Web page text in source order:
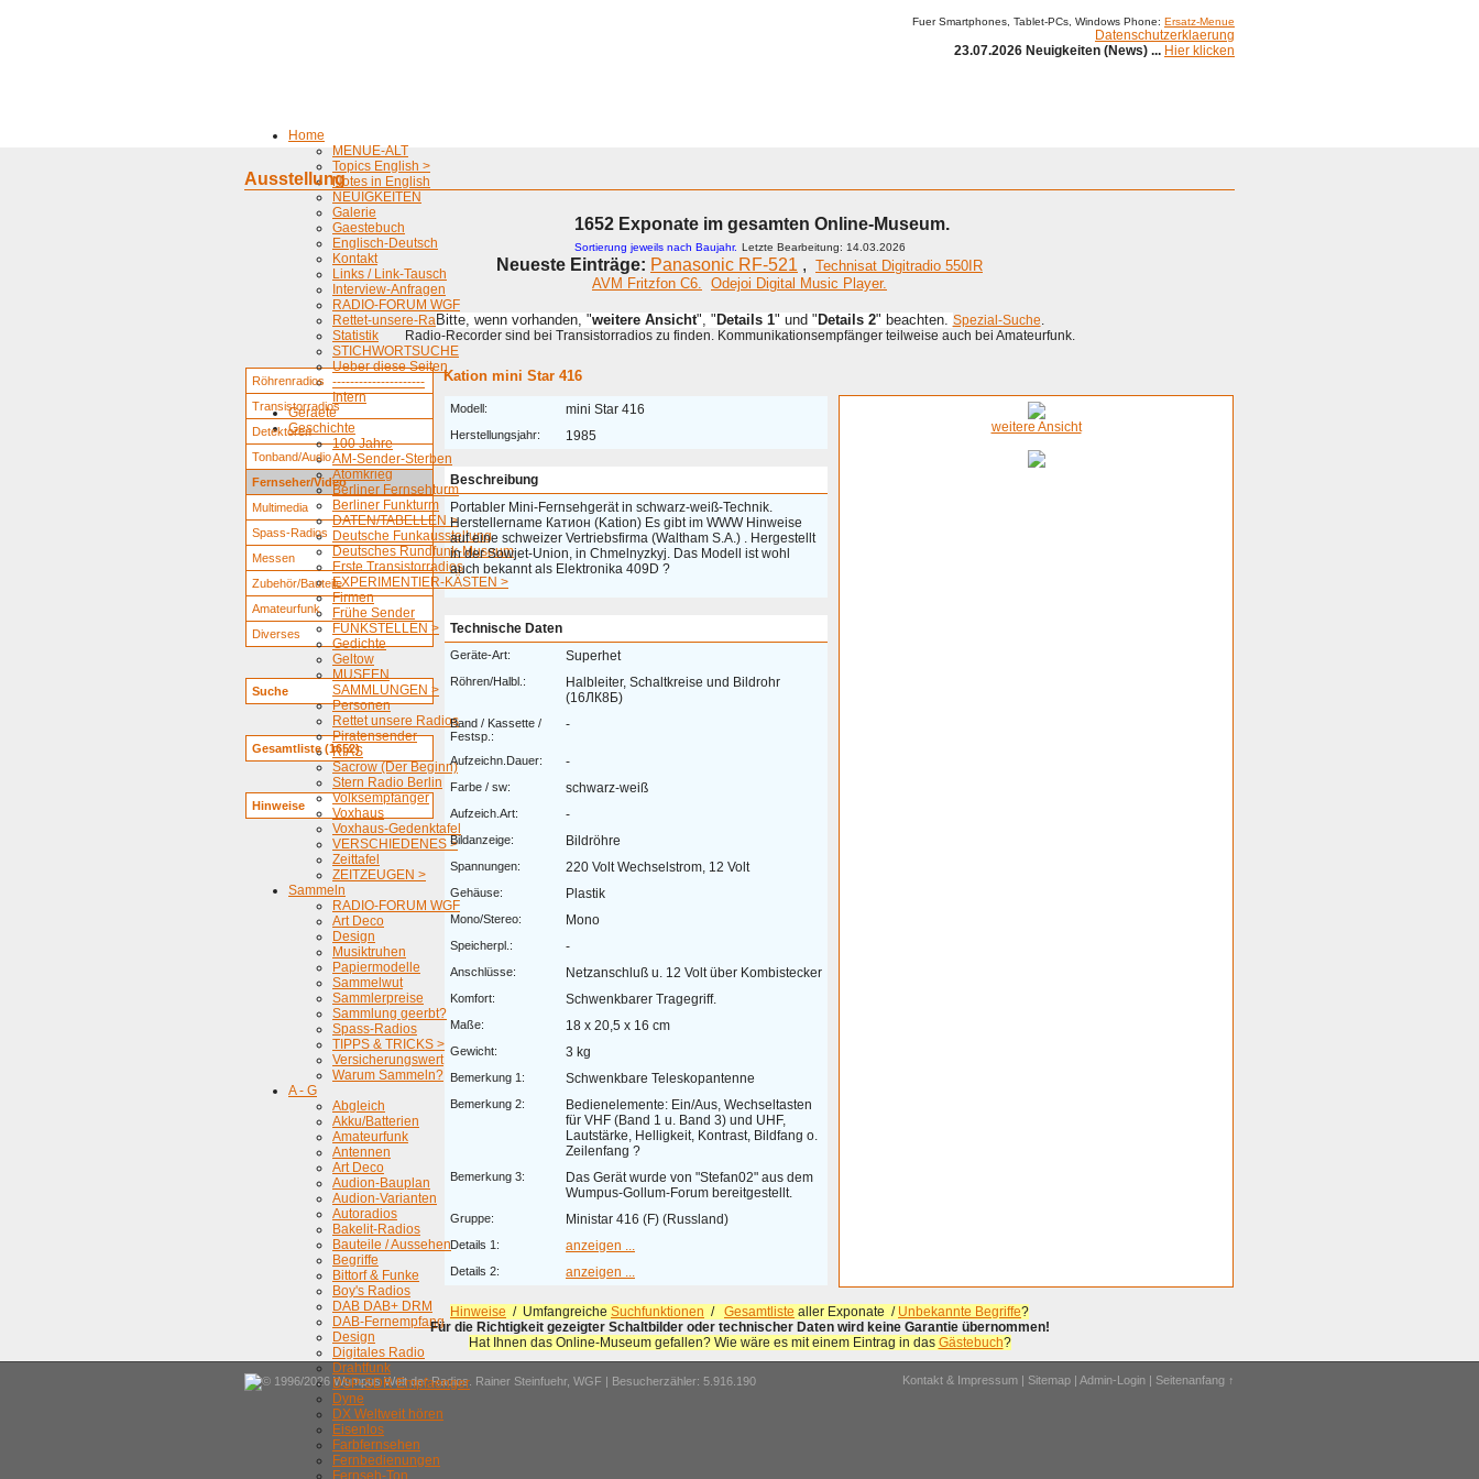
Fuer Smartphones, Tablet-PCs, Windows Phone: Ersatz-Menue
Datenschutzerklaerung
23.07.2026 Neuigkeiten (News) ... Hier klicken
Home
MENUE-ALT
Topics English >
Notes in English
NEUIGKEITEN
Galerie
Gaestebuch
Englisch-Deutsch
Kontakt
Links / Link-Tausch
Interview-Anfragen
RADIO-FORUM WGF
Rettet-unsere-Radios
Statistik
STICHWORTSUCHE
Ueber diese Seiten
---------------------
Intern
Geraete
Geschichte
100 Jahre
AM-Sender-Sterben
Atomkrieg
Berliner Fernsehturm
Berliner Funkturm
DATEN/TABELLEN >
Deutsche Funkausstellung
Deutsches Rundfunk-Museum
Erste Transistorradios
EXPERIMENTIER-KÄSTEN >
Firmen
Frühe Sender
FUNKSTELLEN >
Gedichte
Geltow
MUSEEN
SAMMLUNGEN >
Personen
Rettet unsere Radios
Piratensender
RIAS
Sacrow (Der Beginn)
Stern Radio Berlin
Volksempfänger
Voxhaus
Voxhaus-Gedenktafel
VERSCHIEDENES >
Zeittafel
ZEITZEUGEN >
Sammeln
RADIO-FORUM WGF
Art Deco
Design
Musiktruhen
Papiermodelle
Sammelwut
Sammlerpreise
Sammlung geerbt?
Spass-Radios
TIPPS & TRICKS >
Versicherungswert
Warum Sammeln?
A - G
Abgleich
Akku/Batterien
Amateurfunk
Antennen
Art Deco
Audion-Bauplan
Audion-Varianten
Autoradios
Bakelit-Radios
Bauteile / Aussehen
Begriffe
Bittorf & Funke
Boy's Radios
DAB DAB+ DRM
DAB-Fernempfang
Design
Digitales Radio
Drahtfunk
DSP-SDR Empfaenger
Dyne
DX Weltweit hören
Eisenlos
Farbfernsehen
Fernbedienungen
Fernseh-Ton
Ausstellung
1652 Exponate im gesamten Online-Museum.
Sortierung jeweils nach Baujahr. Letzte Bearbeitung: 14.03.2026
Neueste Einträge: Panasonic RF-521 , Technisat Digitradio 550IR
AVM Fritzfon C6. Odejoi Digital Music Player.
Bitte, wenn vorhanden, "weitere Ansicht", " Details 1" und " Details 2" beachten. Spezial-Suche.
Radio-Recorder sind bei Transistorradios zu finden. Kommunikationsempfänger teilweise auch bei Amateurfunk.
Röhrenradios
Transistorradios
Detektoren
Tonband/Audio
Fernseher/Video
Multimedia
Spass-Radios
Messen
Zubehör/Bauteile
Amateurfunk
Diverses
Suche
Gesamtliste (1652)
Hinweise
Kation mini Star 416
Modell: mini Star 416
Herstellungsjahr: 1985
Beschreibung
Portabler Mini-Fernsehgerät in schwarz-weiß-Technik.
Herstellername Катион (Kation) Es gibt im WWW Hinweise
auf eine schweizer Vertriebsfirma (Waltham S.A.) . Hergestellt
in der Sowjet-Union, in Chmelnyzkyj. Das Modell ist wohl
auch bekannt als Elektronika 409D ?
Technische Daten
Geräte-Art: Superhet
Röhren/Halbl.:
Halbleiter, Schaltkreise und Bildrohr
(16ЛК8Б)
Band / Kassette /
Festsp.:
-
Aufzeichn.Dauer: -
Farbe / sw: schwarz-weiß
Aufzeich.Art: -
Bildanzeige: Bildröhre
Spannungen: 220 Volt Wechselstrom, 12 Volt
Gehäuse: Plastik
Mono/Stereo: Mono
Speicherpl.: -
Anschlüsse: Netzanschluß u. 12 Volt über Kombistecker
Komfort: Schwenkbarer Tragegriff.
Maße: 18 x 20,5 x 16 cm
Gewicht: 3 kg
Bemerkung 1: Schwenkbare Teleskopantenne
Bemerkung 2:
Bedienelemente: Ein/Aus, Wechseltasten
für VHF (Band 1 u. Band 3) und UHF,
Lautstärke, Helligkeit, Kontrast, Bildfang o.
Zeilenfang ?
Bemerkung 3:
Das Gerät wurde von "Stefan02" aus dem
Wumpus-Gollum-Forum bereitgestellt.
Gruppe: Ministar 416 (F) (Russland)
Details 1: anzeigen ...
Details 2: anzeigen ...
weitere Ansicht
Hinweise / Umfangreiche Suchfunktionen / Gesamtliste aller Exponate / Unbekannte Begriffe?
Für die Richtigkeit gezeigter Schaltbilder oder technischer Daten wird keine Garantie übernommen!
Hat Ihnen das Online-Museum gefallen? Wie wäre es mit einem Eintrag in das Gästebuch?
© 1996/2026 Wumpus Welt der Radios. Rainer Steinfuehr, WGF | Besucherzähler: 5.916.190 Kontakt & Impressum | Sitemap | Admin-Login | Seitenanfang ↑